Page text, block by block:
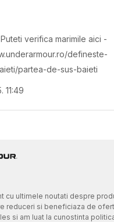
verifica marimile aici -
defineste-
partea-de-sus-baieti
11:49
cu ultimele noutati despre
reduceri si beneficiaza de
si am luat la cunostinta